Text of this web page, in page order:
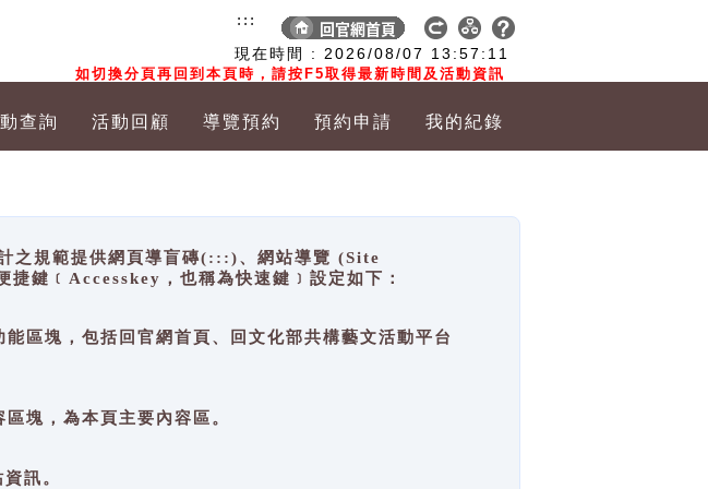
現在時間 : 2026/08/07 13:57:11
如切換分頁再回到本頁時，請按F5取得最新時間及活動資訊
:::
查詢 活動回顧 導覽預約 預約申請 我的紀錄
之規範提供網頁導盲磚(:::)、網站導覽 (Site
鍵﹝Accesskey，也稱為快速鍵﹞設定如下：
塊，包括回官網首頁、回文化部共構藝文活動平台
，為本頁主要內容區。
訊。